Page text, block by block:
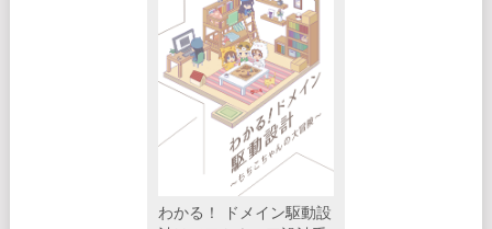
わかる！ ドメイン駆動設